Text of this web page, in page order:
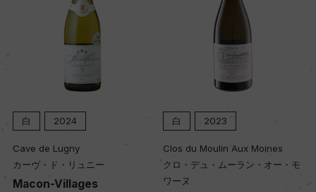
白 2024
Cave de Lugny
カーヴ・ド・リュニー
Macon-Villages
白 2023
Clos du Moulin Aux Moines
クロ・デュ・ムーラン・オー・モ
ワーヌ